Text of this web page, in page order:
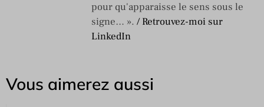
pour qu'apparaisse le sens sous le
signe… ». / Retrouvez-moi sur
LinkedIn
Vous aimerez aussi